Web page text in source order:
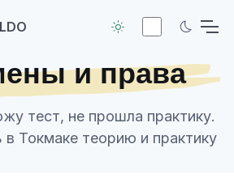
и права
тест, не прошла практику.
Токмаке теорию и практику